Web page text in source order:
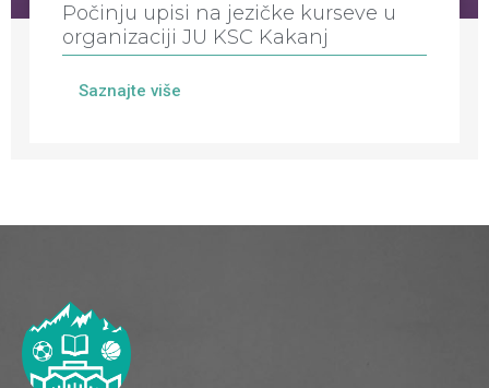
Počinju upisi na jezičke kurseve u
organizaciji JU KSC Kakanj
Saznajte više